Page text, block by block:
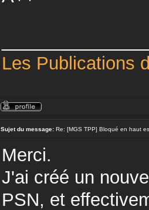
Les Publications
Sujet du message: Re: [MGS TPP] Bloqué en haut
Merci.
J'ai créé un
PSN, et